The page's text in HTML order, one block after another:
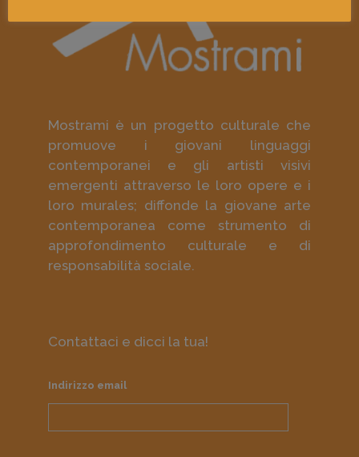
Mostrami è un progetto culturale che
promuove i giovani linguaggi
contemporanei e gli artisti visivi
emergenti attraverso le loro opere e i
loro murales; diffonde la giovane arte
contemporanea come strumento di
approfondimento culturale e di
responsabilità sociale.
Contattaci e dicci la tua!
Indirizzo email